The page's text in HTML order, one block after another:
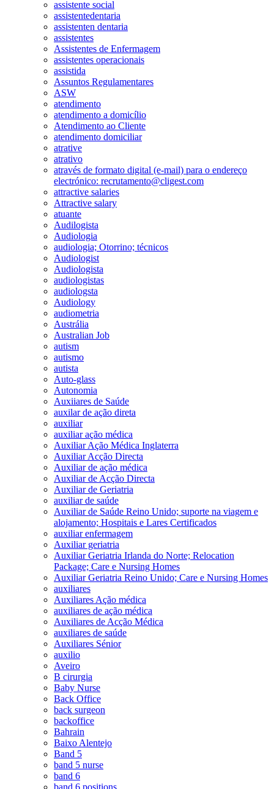
assistente social
assistentedentaria
assistenten dentaria
assistentes
Assistentes de Enfermagem
assistentes operacionais
assistida
Assuntos Regulamentares
ASW
atendimento
atendimento a domicílio
Atendimento ao Cliente
atendimento domiciliar
atrative
atrativo
através de formato digital (e-mail) para o endereço
electrónico: recrutamento@cligest.com
attractive salaries
Attractive salary
atuante
Audilogista
Audiologia
audiologia; Otorrino; técnicos
Audiologist
Audiologista
audiologistas
audiologsta
Audiology
audiometria
Austrália
Australian Job
autism
autismo
autista
Auto-glass
Autonomia
Auxiiares de Saúde
auxilar de ação direta
auxiliar
auxiliar ação médica
Auxiliar Ação Médica Inglaterra
Auxiliar Acção Directa
Auxiliar de ação médica
Auxiliar de Acção Directa
Auxiliar de Geriatria
auxiliar de saúde
Auxiliar de Saúde Reino Unido; suporte na viagem e
alojamento; Hospitais e Lares Certificados
auxiliar enfermagem
Auxiliar geriatria
Auxiliar Geriatria Irlanda do Norte; Relocation
Package; Care e Nursing Homes
Auxiliar Geriatria Reino Unido; Care e Nursing Homes
auxiliares
Auxiliares Ação médica
auxiliares de ação médica
Auxiliares de Acção Médica
auxiliares de saúde
Auxiliares Sénior
auxilio
Aveiro
B cirurgia
Baby Nurse
Back Office
back surgeon
backoffice
Bahrain
Baixo Alentejo
Band 5
band 5 nurse
band 6
band 6 positions